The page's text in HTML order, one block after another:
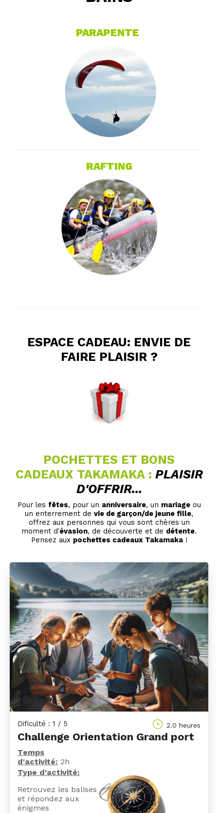
PARAPENTE
RAFTING
ESPACE CADEAU: ENVIE DE
FAIRE PLAISIR ?
POCHETTES ET BONS
CADEAUX TAKAMAKA : PLAISIR
D'OFFRIR...
Pour les fêtes, pour un anniversaire, un mariageou
un enterrement de vie de garçon/de jeune fille,
offrez aux personnes qui vous sont chères un
moment d'évasion, de découverte et de détente.
Pensez aux pochettes cadeaux Takamaka!
Dificulté : 1 / 5 2.0 heures
Challenge Orientation Grand port
Temps
d'activité: 2h
Type d'activité:
Retrouvez les balises
et répondez aux
énigmes